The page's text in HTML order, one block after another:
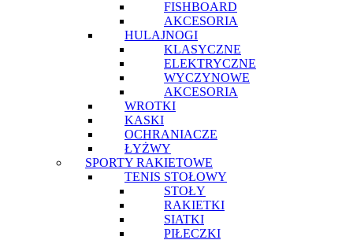
FISHBOARD
AKCESORIA
HULAJNOGI
KLASYCZNE
ELEKTRYCZNE
WYCZYNOWE
AKCESORIA
WROTKI
KASKI
OCHRANIACZE
ŁYŻWY
SPORTY RAKIETOWE
TENIS STOŁOWY
STOŁY
RAKIETKI
SIATKI
PIŁECZKI